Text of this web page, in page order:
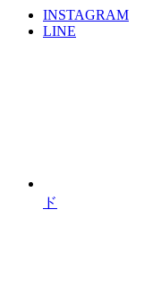
INSTAGRAM
LINE
ド